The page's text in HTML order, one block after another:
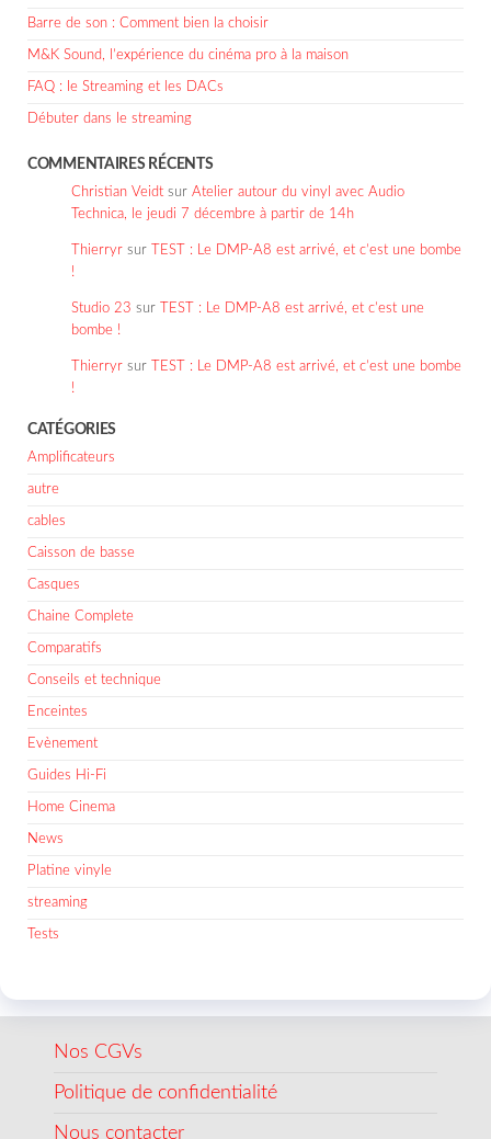
Barre de son : Comment bien la choisir
M&K Sound, l’expérience du cinéma pro à la maison
FAQ : le Streaming et les DACs
Débuter dans le streaming
COMMENTAIRES RÉCENTS
Christian Veidt sur Atelier autour du vinyl avec Audio
Technica, le jeudi 7 décembre à partir de 14h
Thierryr sur
TEST : Le DMP-A8 est arrivé, et c’est une bombe
!
Studio 23 sur
TEST : Le DMP-A8 est arrivé, et c’est une
bombe !
Thierryr sur
TEST : Le DMP-A8 est arrivé, et c’est une bombe
!
CATÉGORIES
Amplificateurs
autre
cables
Caisson de basse
Casques
Chaine Complete
Comparatifs
Conseils et technique
Enceintes
Evènement
Guides Hi-Fi
Home Cinema
News
Platine vinyle
streaming
Tests
Nos CGVs
Politique de confidentialité
Nous contacter